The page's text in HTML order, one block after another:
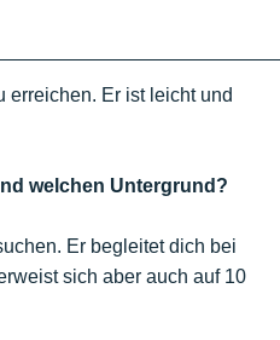
erreichen. Er ist leicht und
welchen Untergrund?
Er begleitet dich bei
sich aber auch auf 10